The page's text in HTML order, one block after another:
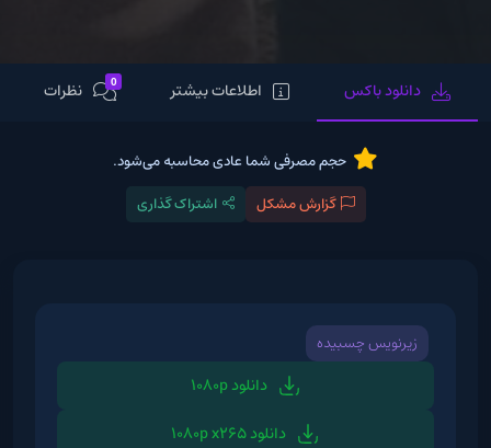
دانلود باکس اطلاعات بیشتر 0 نظرات
حجم مصرفی شما عادی محاسبه می‌شود.
گزارش مشکل
اشتراک گذاری
زیرنویس چسبیده
دانلود 1080p
دانلود 1080p x265